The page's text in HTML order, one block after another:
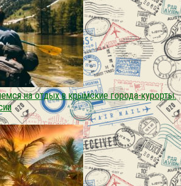
на отдых в крымские города-курорты.